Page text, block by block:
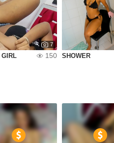
7
GIRL 150 SHOWER